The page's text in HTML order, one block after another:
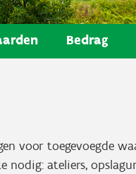
Bedrag
voor toegevoegde
ateliers,